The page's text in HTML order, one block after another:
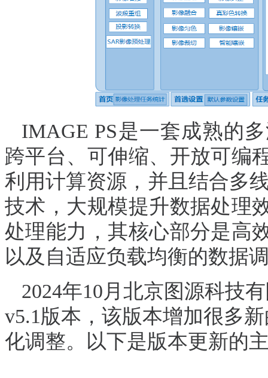
IMAGE PS是一套成熟的
跨平台、可伸缩、开放可编
利用计算资源，并且结合多
技术，大规模提升数据处理
处理能力，其核心部分是高
以及自适应负载均衡的数据
2024年10月 北京图源科技
v5.1版本，该版本增加很多
化调整。以下是版本更新的